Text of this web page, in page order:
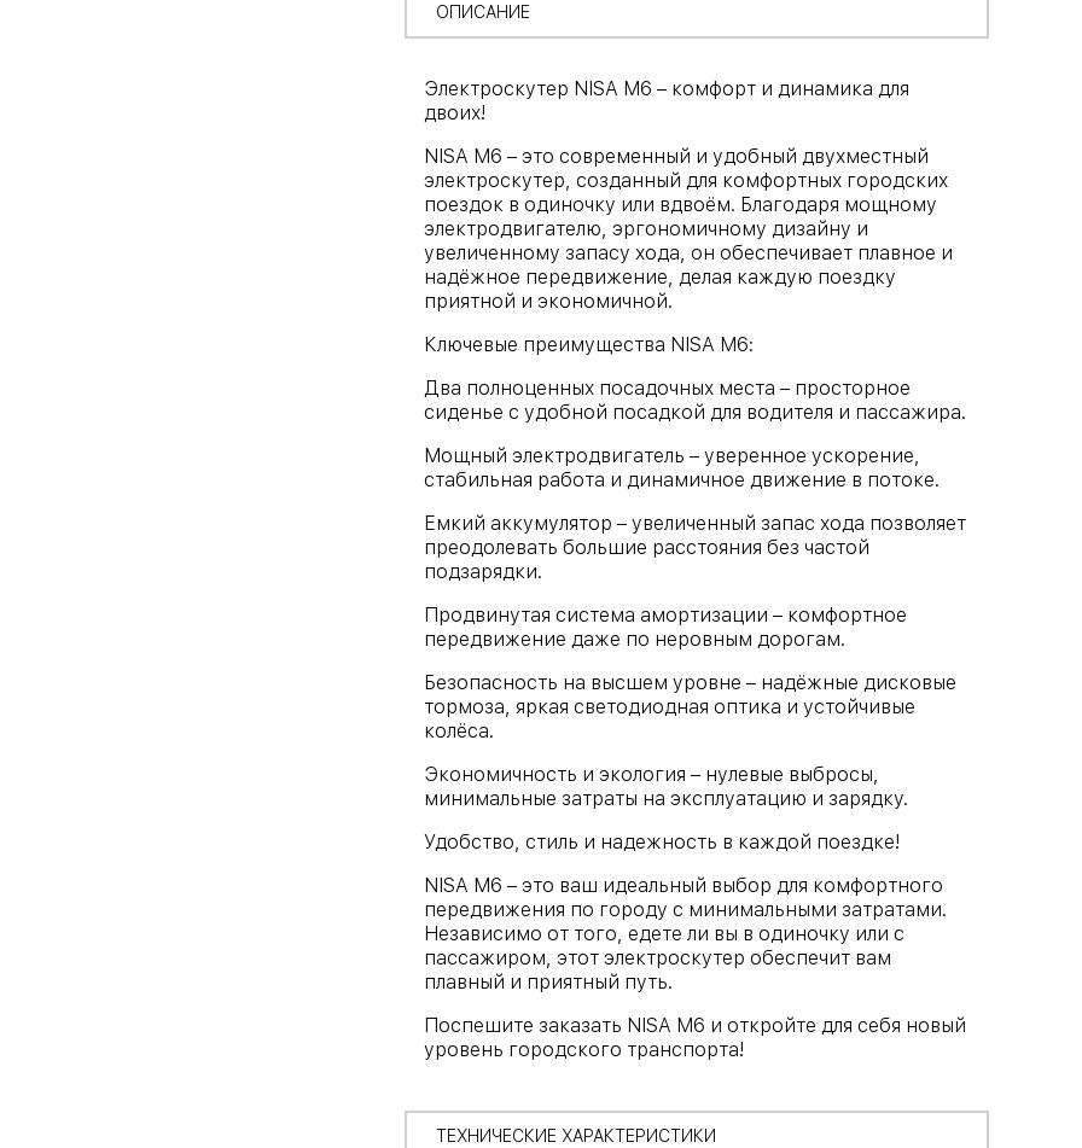
ОПИСАНИЕ
Электроскутер NISA M6 – комфорт и динамика для
двоих!
NISA M6 – это современный и удобный двухместный
электроскутер, созданный для комфортных городских
поездок в одиночку или вдвоём. Благодаря мощному
электродвигателю, эргономичному дизайну и
увеличенному запасу хода, он обеспечивает плавное и
надёжное передвижение, делая каждую поездку
приятной и экономичной.
Ключевые преимущества NISA M6:
Два полноценных посадочных места – просторное
сиденье с удобной посадкой для водителя и пассажира.
Мощный электродвигатель – уверенное ускорение,
стабильная работа и динамичное движение в потоке.
Емкий аккумулятор – увеличенный запас хода позволяет
преодолевать большие расстояния без частой
подзарядки.
Продвинутая система амортизации – комфортное
передвижение даже по неровным дорогам.
Безопасность на высшем уровне – надёжные дисковые
тормоза, яркая светодиодная оптика и устойчивые
колёса.
Экономичность и экология – нулевые выбросы,
минимальные затраты на эксплуатацию и зарядку.
Удобство, стиль и надежность в каждой поездке!
NISA M6 – это ваш идеальный выбор для комфортного
передвижения по городу с минимальными затратами.
Независимо от того, едете ли вы в одиночку или с
пассажиром, этот электроскутер обеспечит вам
плавный и приятный путь.
Поспешите заказать NISA M6 и откройте для себя новый
уровень городского транспорта!
ТЕХНИЧЕСКИЕ ХАРАКТЕРИСТИКИ